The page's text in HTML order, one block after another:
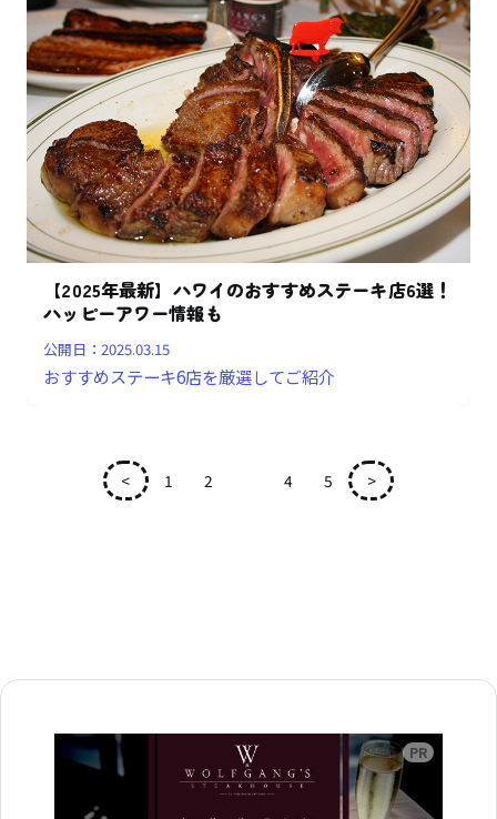
【2025年最新】ハワイのおすすめステーキ店6選！
ハッピーアワー情報も
公開日：2025.03.15
おすすめステーキ6店を厳選してご紹介
< 1 2 4 5 >
広告